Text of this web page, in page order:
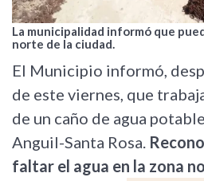
La municipalidad informó que
norte de la ciudad.
El Municipio informó,
de este viernes, que
de un caño de agua
Anguil-Santa Rosa.
faltar el agua en la zona